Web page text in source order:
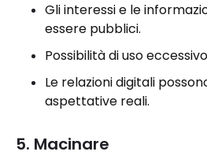
Gli interessi e le
essere pubblici.
Possibilità di uso
Le relazioni digitali
aspettative reali.
5. Macinare